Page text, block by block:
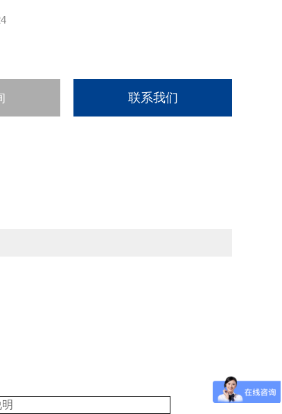
联系我们